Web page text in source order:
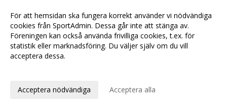
Medaljregn i solsken på Mälaröspelen 2019-05-16 17:40
Silver i Turebergsstafetten 2019-05-07 17:38
Fina insatser på Hellaskastet 2019-05-07 17:35
Utomhussäsongen rullar igång!
Nu startar vi träningen för barn födda 2012
För att hemsidan ska fungera korrekt använder vi nödvändiga
cookies från SportAdmin. Dessa går inte att stänga av.
Föreningen kan också använda frivilliga cookies, t.ex. för
statistik eller marknadsföring. Du väljer själv om du vill
acceptera dessa.
Acceptera nödvändiga Acceptera alla